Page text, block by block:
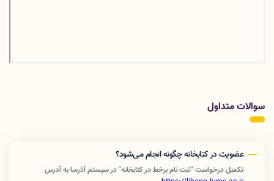
سوالات متداول
عضویت در کتابخانه چگونه انجام می‌شود؟
تکمیل درخواست "ثبت نام برخط در کتابخانه" در سیستم آذرسا به آدرس